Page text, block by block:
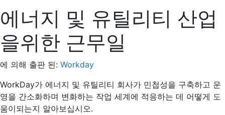
에너지 및 유틸리티 산업
을위한 근무일
에 의해 출판 된: Workday
WorkDay가 에너지 및 유틸리티 회사가 민첩성을 구축하고 운
영을 간소화하며 변화하는 작업 세계에 적응하는 데 어떻게 도
움이되는지 알아보십시오.